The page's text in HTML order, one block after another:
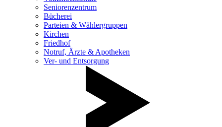
Seniorenzentrum
Bücherei
Parteien & Wählergruppen
Kirchen
Friedhof
Notruf, Ärzte & Apotheken
Ver- und Entsorgung